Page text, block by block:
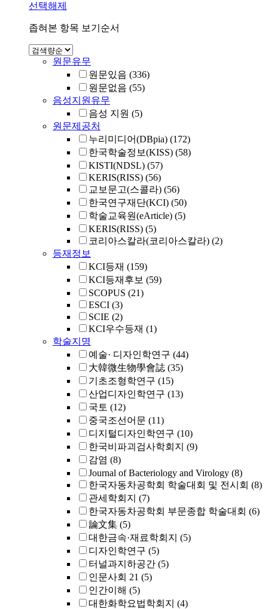
선택해제
좁혀본 항목 보기순서
원문유무
원문있음 (336)
원문없음 (55)
음성지원유무
음성 지원 (5)
원문제공처
누리미디어(DBpia) (172)
한국학술정보(KISS) (58)
KISTI(NDSL) (57)
KERIS(RISS) (56)
교보문고(스콜라) (56)
한국연구재단(KCI) (50)
학술교육원(eArticle) (5)
KERIS(RISS) (5)
코리아스칼라(코리아스칼라) (2)
등재정보
KCI등재 (159)
KCI등재후보 (59)
SCOPUS (21)
ESCI (3)
SCIE (2)
KCI우수등재 (1)
학술지명
예술· 디자인학연구 (44)
大韓微生物學會誌 (35)
기초조형학연구 (15)
산업디자인학연구 (13)
국토 (12)
중국조선어문 (11)
디지털디자인학연구 (10)
한국비파괴검사학회지 (9)
감염 (8)
Journal of Bacteriology and Virology (8)
한국자동차공학회 학술대회 및 전시회 (8)
관세학회지 (7)
한국자동차공학회 부문종합 학술대회 (6)
論文集 (5)
대한금속·재료학회지 (5)
디자인학연구 (5)
터널과지하공간 (5)
인문사회 21 (5)
인간이해 (5)
대한화학요법학회지 (4)